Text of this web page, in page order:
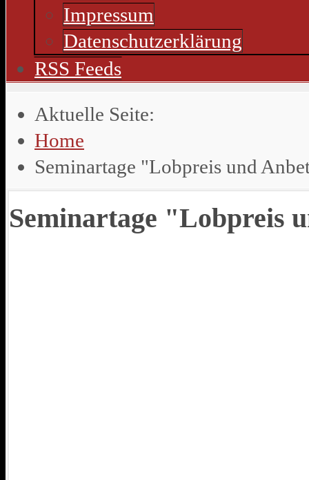
Impressum
Datenschutzerklärung
RSS Feeds
Aktuelle Seite:
Home
Seminartage "Lobpreis und
Seminartage "Lobpreis